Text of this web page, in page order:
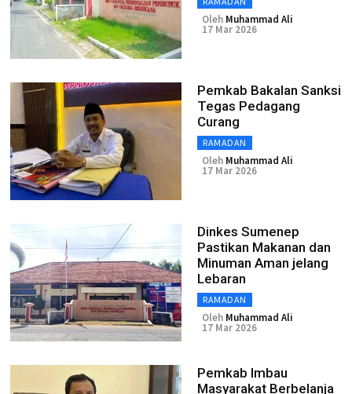
Oleh Muhammad Ali
17 Mar 2026
Pemkab Bakalan Sanksi
Tegas Pedagang
Curang
RAMADAN
Oleh Muhammad Ali
17 Mar 2026
Dinkes Sumenep
Pastikan Makanan dan
Minuman Aman jelang
Lebaran
RAMADAN
Oleh Muhammad Ali
17 Mar 2026
Pemkab Imbau
Masyarakat Berbelanja